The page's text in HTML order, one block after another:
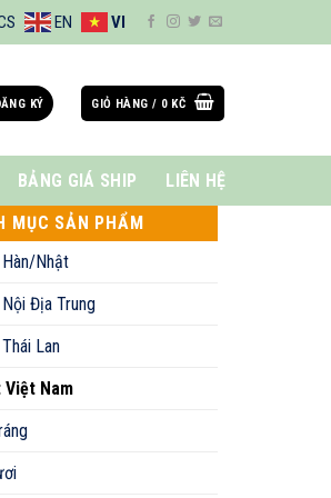
EN VI
KÝ GIỎ HÀNG / 0 KČ
BẢNG GIÁ SHIP
LIÊN HỆ
MỤC SẢN PHẨM
Nhật
Địa Trung
Lan
Việt Nam